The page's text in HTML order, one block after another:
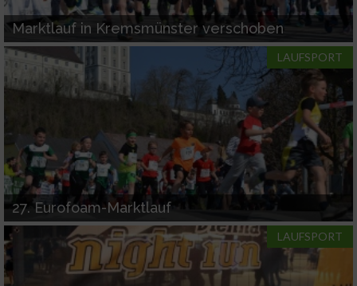
Marktlauf in Kremsmünster verschoben
LAUFSPORT
27. Eurofoam-Marktlauf
LAUFSPORT